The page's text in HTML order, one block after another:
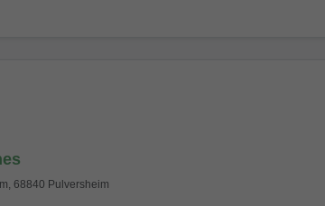
68840 Pulversheim